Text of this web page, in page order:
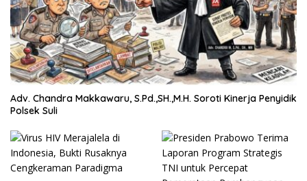
Adv. Chandra Makkawaru, S.Pd.,SH.,M.H. Soroti Kinerja Penyidik
Polsek Suli